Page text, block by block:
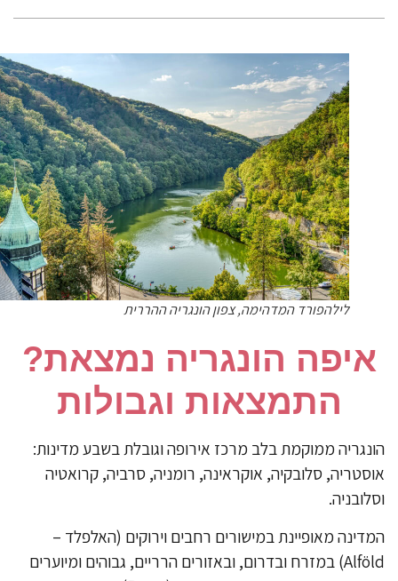
לילהפורד המדהימה, צפון הונגריה ההררית
איפה הונגריה נמצאת?
התמצאות וגבולות
ממוקמת בלב מרכז אירופה וגובלת בשבע מדינות:
סלובקיה, אוקראינה, רומניה, סרביה, קרואטיה
מאופיינת במישורים רחבים וירוקים (האלפלד –
Alföld) במזרח ובדרום, ובאזורים הרריים, גבוהים ומיוערים